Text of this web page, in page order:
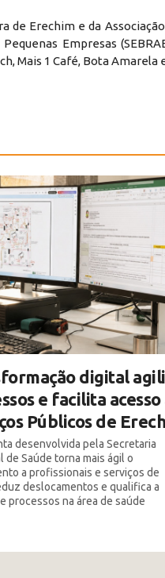
Erechim e da
Empresas
Mais 1 Café, Bota Amarela
digital
e facilita acesso
Públicos de
desenvolvida pela Secretaria
de Saúde torna mais ágil o
a profissionais e serviços de
deslocamentos e qualifica a
processos na área de saúde